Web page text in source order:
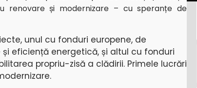
renovare și modernizare – cu speranțe de
unul cu fonduri europene, de
eficiență energetică, și altul cu fonduri
propriu-zisă a clădirii. Primele lucrări